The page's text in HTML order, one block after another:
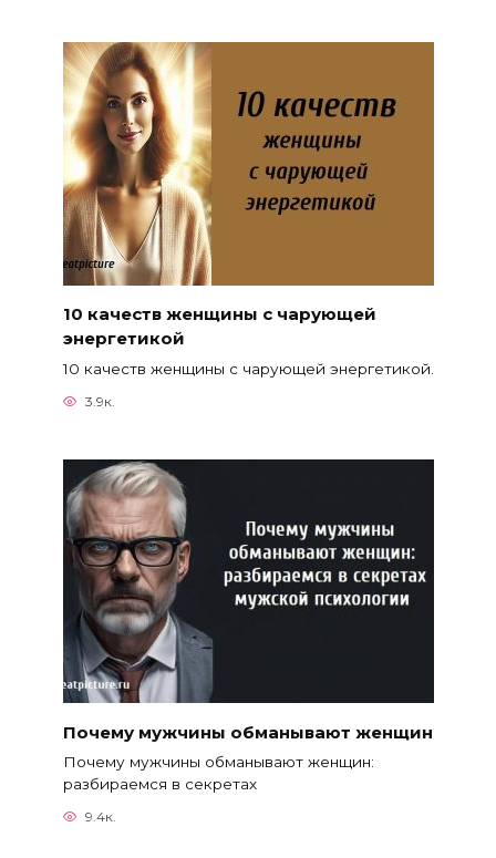
10 качеств женщины с чарующей
энергетикой
10 качеств женщины с чарующей энергетикой.
3.9к.
Почему мужчины обманывают женщин
Почему мужчины обманывают женщин:
разбираемся в секретах
9.4к.